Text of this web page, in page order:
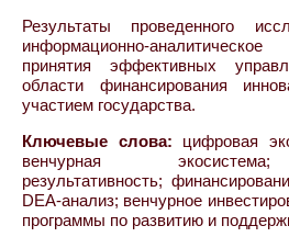
Результаты проведенного
информационно-
принятия эффективных
области финансирования
участием государства.
Ключевые слова: цифровая
венчурная
результативность;
DEA-анализ; венчурное
программы по развитию и